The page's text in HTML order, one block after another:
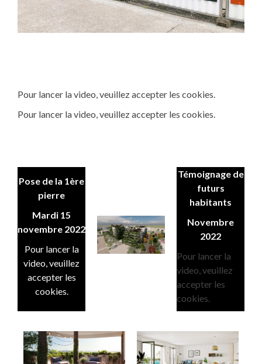
Pour lancer la video, veuillez accepter les cookies.
Pour lancer la video, veuillez accepter les cookies.
Pose de la 1ère
pierre
Mardi 15
novembre 2022
Pour lancer la
video, veuillez
accepter les
cookies.
Témoignage de
futurs
habitants
Novembre
2022
Pour lancer la
video, veuillez
accepter les
cookies.